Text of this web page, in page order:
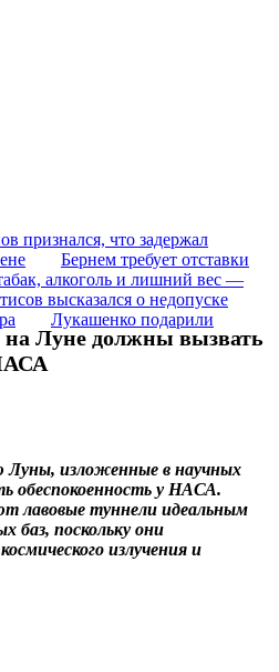
признался, что задержал
Бернем требует отставки
алкоголь и лишний вес —
высказался о недопуске
Лукашенко подарили
Луне должны вызвать
изложенные в научных
обеспокоенность у НАСА.
лавовые туннели идеальным
баз, поскольку они
излучения и